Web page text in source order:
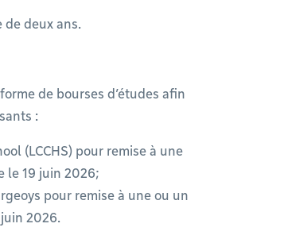
de deux ans.
de bourses d’études afin
:
(LCCHS) pour remise à une
le 19 juin 2026;
pour remise à une ou un
2026.